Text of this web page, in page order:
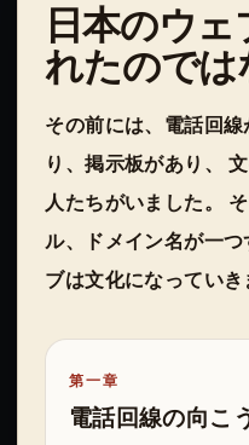
日本のウ
れたのでは
その前には、電話回
り、掲示板があり、
人たちがいました。
ル、ドメイン名が一
ブは文化になっていき
第一章
電話回線の向こ